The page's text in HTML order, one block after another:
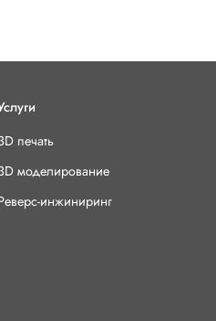
печать
моделирование
инжиниринг